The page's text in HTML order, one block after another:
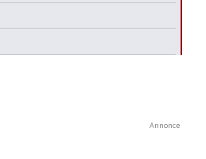
Annonce